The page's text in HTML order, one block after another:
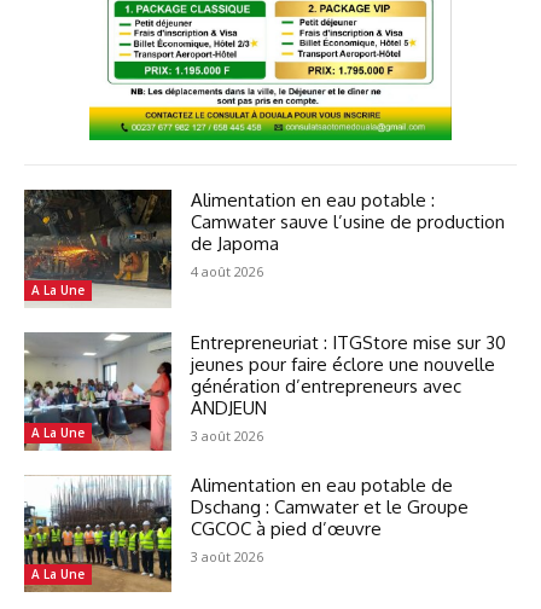
A La Une
Alimentation en eau potable :
Camwater sauve l’usine de production
de Japoma
4 août 2026
A La Une
Entrepreneuriat : ITGStore mise sur 30
jeunes pour faire éclore une nouvelle
génération d’entrepreneurs avec
ANDJEUN
3 août 2026
A La Une
Alimentation en eau potable de
Dschang : Camwater et le Groupe
CGCOC à pied d’œuvre
3 août 2026